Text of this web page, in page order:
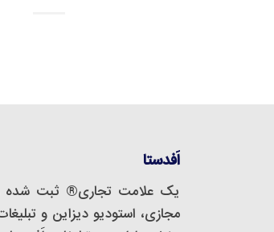
اَفدستا
یک علامت تجاری® ثبت شده